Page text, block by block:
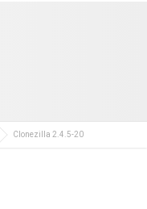
Clonezilla 2.4.5-20